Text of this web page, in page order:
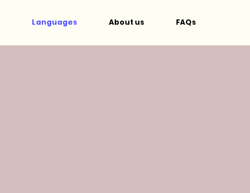
Languages About us FAQs